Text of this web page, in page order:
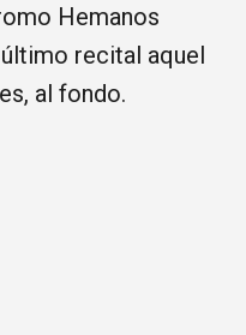
Hemanos
recital aquel
al fondo.